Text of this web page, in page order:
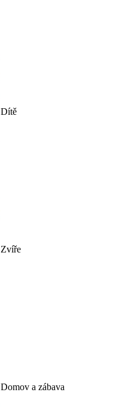
Dítě
Zvíře
Domov a zábava